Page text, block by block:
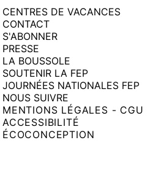
CENTRES DE VACANCES
CONTACT
S'ABONNER
PRESSE
LA BOUSSOLE
SOUTENIR LA FEP
JOURNÉES NATIONALES FEP
NOUS SUIVRE
MENTIONS LÉGALES - CGU
ACCESSIBILITÉ
ÉCOCONCEPTION